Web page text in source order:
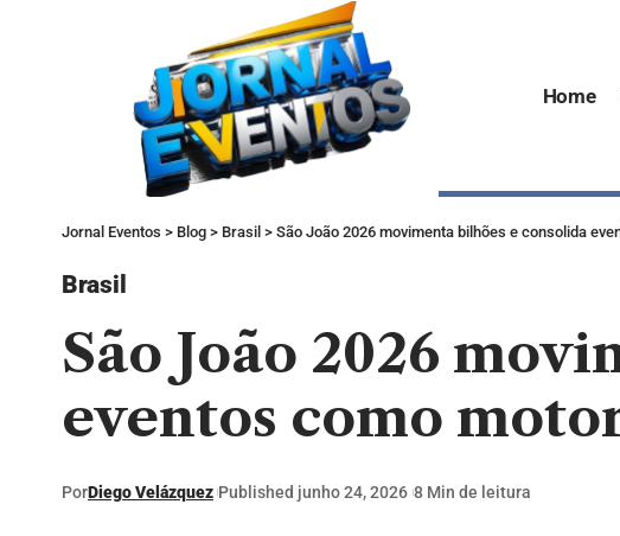
Home
Jornal Eventos > Blog > Brasil > São João 2026 movimenta bilhões e consolida
Brasil
São João 2026
eventos como
PorDiego Velázquez Published junho 24, 2026 8 Min de leitura